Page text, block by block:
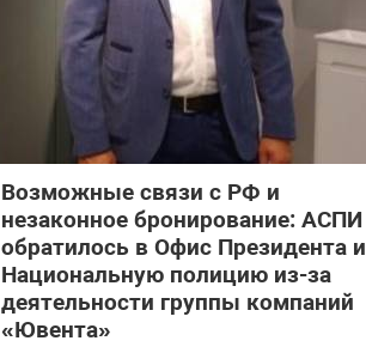
Возможные связи с РФ и
незаконное бронирование: АСПИ
обратилось в Офис Президента и
Национальную полицию из-за
деятельности группы компаний
«Ювента»